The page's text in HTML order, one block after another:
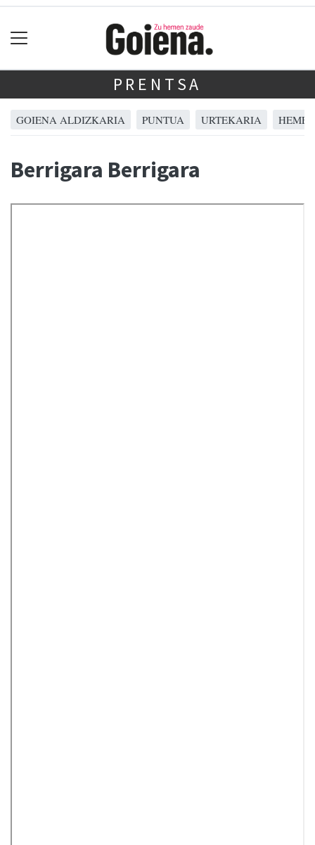
PRENTSA
GOIENA ALDIZKARIA PUNTUA URTEKARIA
Berrigara Berrigara